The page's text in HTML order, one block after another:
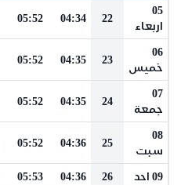
05
اربعاء
22
04:34
05:52
06
خميس
23
04:35
05:52
07
جمعة
24
04:35
05:52
08
سبت
25
04:36
05:52
09 احد 26
04:36
05:53